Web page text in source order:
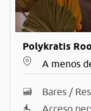
Polykratis
A menos
Bares /
Acceso